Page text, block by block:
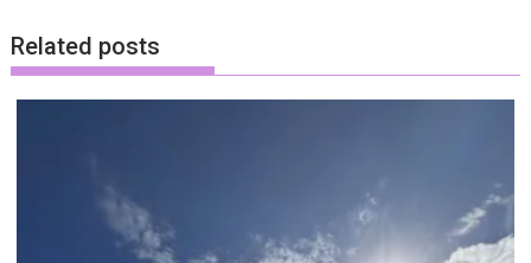
Related posts